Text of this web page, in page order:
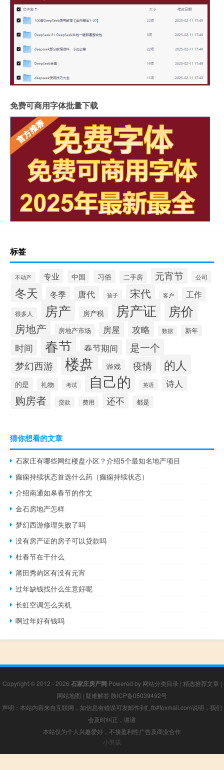
免费可商用字体批量下载
标签
不动产 专业 中国 习俗 二手房 元宵节 公司
冬天 冬季 唐代 孩子 宋代 客户 工作
很多人 房产 房产税 房产证 房价
房地产 房地产市场 房屋 攻略 数据 新年
时间 春节 春节期间 是一个
梦幻西游 楼盘 游戏 疫情 的人
的是 礼物 考试 自己的 英语 诗人
购房者 贷款 费用 还不 都是
猜你想看的文章
石家庄有哪些网红楼盘小区？介绍5个最知名地产项目
癫痫持续状态首选什么药（癫痫持续状态）
介绍南通如皋春节的作文
金石房地产怎样
梦幻西游修理失败了吗
没有房产证的房子可以贷款吗
杜春节在干什么
莆田秀屿区有没有元宵
过年缺钱找什么生意好呢
长虹空调怎么关机
啊过年好有钱吗
Copyright © 2012 - 2026 石家庄房产网 Powered by 网站分类目录 | 精选推荐文章 |
网站地图 | 疑难解答 陕ICP备05039492号
声明：本站内容来自互联网，如信息有错误可发邮件到f_fb#foxmail.com说明，我们
会及时纠正，谢谢
本站仅为个人兴趣爱好，不接盈利性广告及商业合作
小男孩